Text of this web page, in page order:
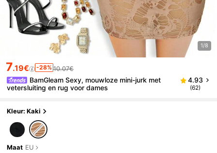
1/8
7.19€ -28% 10.07€
BamGleam Sexy, mouwloze mini-jurk met
vetersluiting en rug voor dames
4.93
(62)
Kleur: Kaki
Maat EU